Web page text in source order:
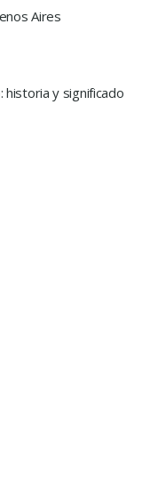
Aires
historia y significado